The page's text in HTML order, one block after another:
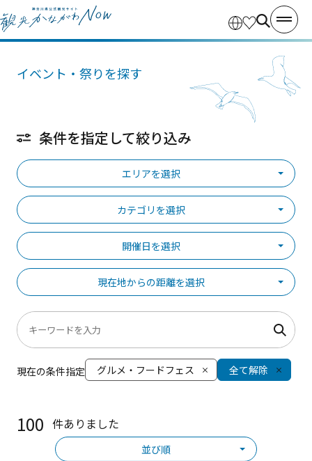
イベント・祭りを探す
条件を指定して絞り込み
エリアを選択
カテゴリを選択
開催日を選択
現在地からの距離を選択
現在の条件指定 グルメ・フードフェス 全て解除
100 件ありました
並び順